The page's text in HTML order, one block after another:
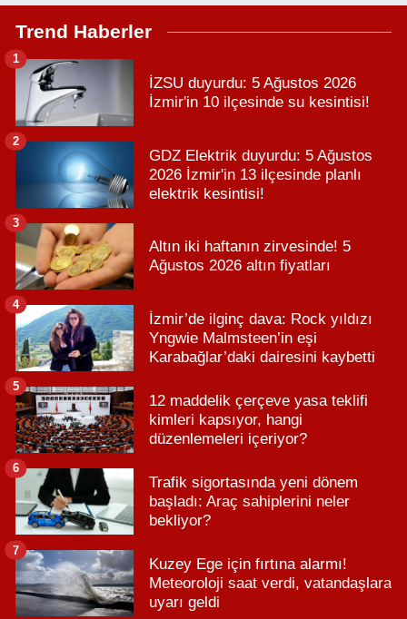
Trend Haberler
İZSU duyurdu: 5 Ağustos 2026
İzmir'in 10 ilçesinde su kesintisi!
1
GDZ Elektrik duyurdu: 5 Ağustos
2026 İzmir'in 13 ilçesinde planlı
elektrik kesintisi!
2
Altın iki haftanın zirvesinde! 5
Ağustos 2026 altın fiyatları
3
İzmir’de ilginç dava: Rock yıldızı
Yngwie Malmsteen’in eşi
Karabağlar’daki dairesini kaybetti
4
12 maddelik çerçeve yasa teklifi
kimleri kapsıyor, hangi
düzenlemeleri içeriyor?
5
Trafik sigortasında yeni dönem
başladı: Araç sahiplerini neler
bekliyor?
6
Kuzey Ege için fırtına alarmı!
Meteoroloji saat verdi, vatandaşlara
uyarı geldi
7